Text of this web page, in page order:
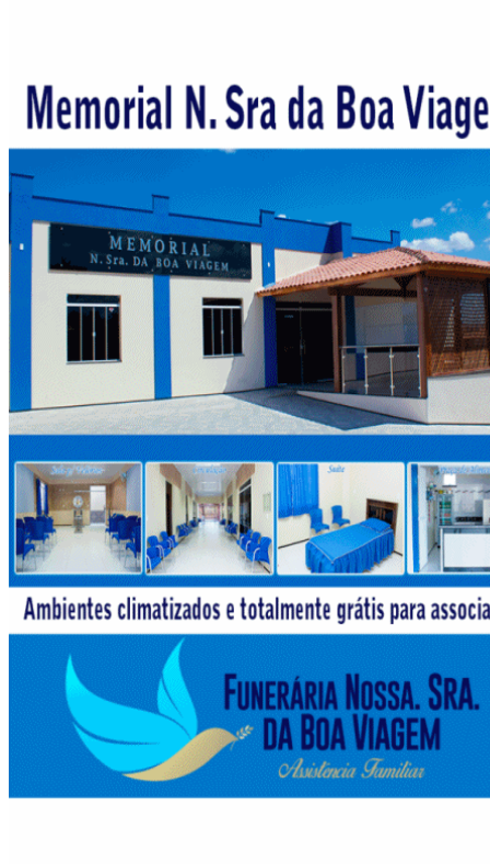
Duas rodovias federais no Ceará podem
ganhar pedágio e ser privatizadas pelo
Governo Federal
Esporte
X1 de Vaquejada com R$ 10 mil em jogo
movimenta a 48ª edição em Mineirolândia